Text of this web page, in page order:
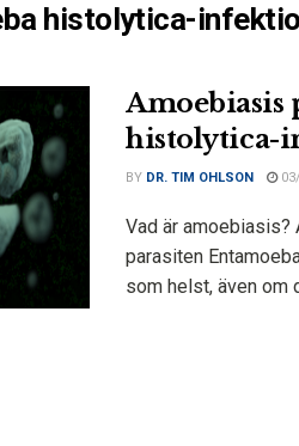
histolytica-
Amoebiasis
histolytica-
BY DR. TIM OHLSON
Vad är
parasiten
som helst, även om